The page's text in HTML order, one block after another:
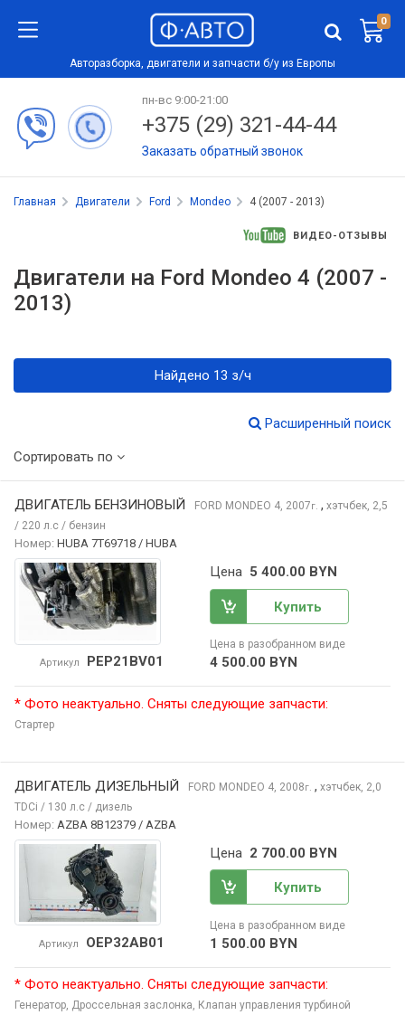
0
Авторазборка, двигатели и запчасти б/у из Европы
пн-вс 9:00-21:00
+375 (29) 321-44-44
Заказать обратный звонок
Главная Двигатели Ford Mondeo 4 (2007 - 2013)
ВИДЕО-ОТЗЫВЫ
Двигатели на Ford Mondeo 4 (2007 -
2013)
Найдено 13 з/ч
Расширенный поиск
Сортировать по
ДВИГАТЕЛЬ БЕНЗИНОВЫЙ FORD MONDEO 4, 2007г. , хэтчбек, 2,5
/ 220 л.с / бензин
Номер: HUBA 7T69718 / HUBA
Артикул PEP21BV01
Цена 5 400.00 BYN
Купить
Цена в разобранном виде
4 500.00 BYN
* Фото неактуально. Сняты следующие запчасти:
Стартер
ДВИГАТЕЛЬ ДИЗЕЛЬНЫЙ FORD MONDEO 4, 2008г. , хэтчбек, 2,0
TDCi / 130 л.с / дизель
Номер: AZBA 8B12379 / AZBA
Артикул OEP32AB01
Цена 2 700.00 BYN
Купить
Цена в разобранном виде
1 500.00 BYN
* Фото неактуально. Сняты следующие запчасти:
Генератор, Дроссельная заслонка, Клапан управления турбиной